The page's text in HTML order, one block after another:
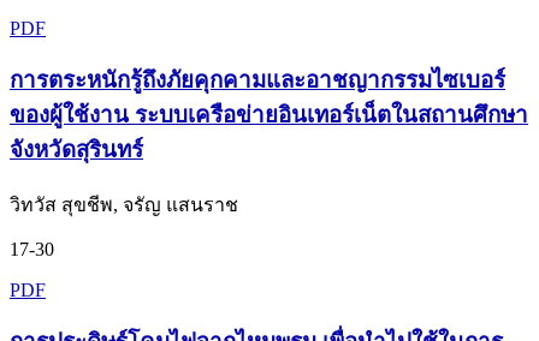
PDF
การตระหนักรู้ถึงภัยคุกคามและอาชญากรรมไซเบอร์
ของผู้ใช้งาน ระบบเครือข่ายอินเทอร์เน็ตในสถานศึกษา
จังหวัดสุรินทร์
วิทวัส สุขชีพ, จรัญ แสนราช
17-30
PDF